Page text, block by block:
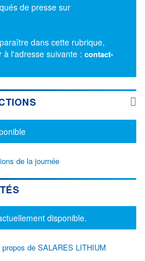
de presse sur
dans cette rubrique,
à l'adresse suivante : contact-
de la journée
disponible.
de SALARES LITHIUM